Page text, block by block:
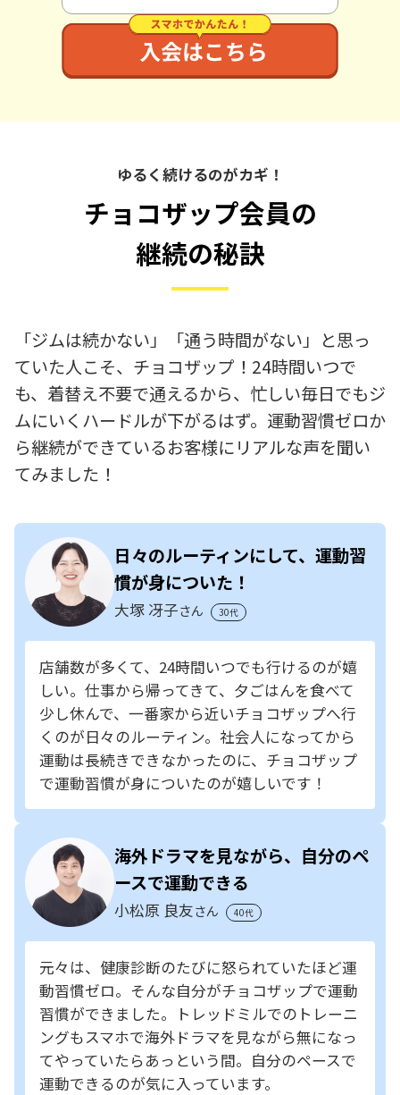
ゆるく続けるのがカギ！
チョコザップ会員の
継続の秘訣
「ジムは続かない」「通う時間がない」と思っ
ていた人こそ、チョコザップ！24時間いつで
も、着替え不要で通えるから、忙しい毎日でもジ
ムにいくハードルが下がるはず。運動習慣ゼロか
ら継続ができているお客様にリアルな声を聞い
てみました！
日々のルーティンにして、運動習
慣が身についた！
大塚 冴子さん 30代
店舗数が多くて、24時間いつでも行けるのが嬉
しい。仕事から帰ってきて、夕ごはんを食べて
少し休んで、一番家から近いチョコザップへ行
くのが日々のルーティン。社会人になってから
運動は長続きできなかったのに、チョコザップ
で運動習慣が身についたのが嬉しいです！
海外ドラマを見ながら、自分のペ
ースで運動できる
小松原 良友さん 40代
元々は、健康診断のたびに怒られていたほど運
動習慣ゼロ。そんな自分がチョコザップで運動
習慣ができました。トレッドミルでのトレーニ
ングもスマホで海外ドラマを見ながら無になっ
てやっていたらあっという間。自分のペースで
運動できるのが気に入っています。